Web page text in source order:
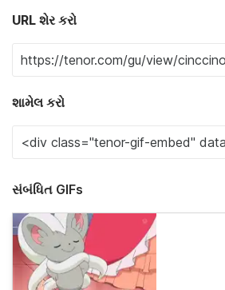
URL શેર કરો
શામેલ કરો
સંબંધિત GIFs